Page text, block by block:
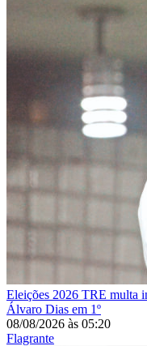
Eleições 2026 TRE multa
Álvaro Dias em 1º
08/08/2026 às 05:20
Flagrante